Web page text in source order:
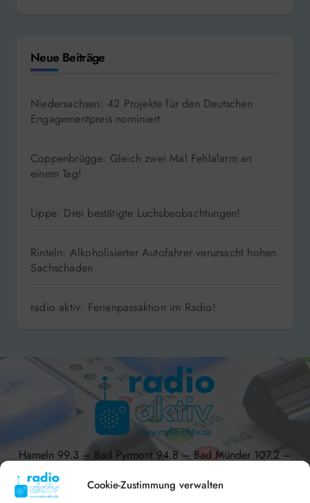
Cookie-Zustimmung verwalten
Neue Beiträge
Niedersachsen: 42 Projekte für den Deutschen
Engagementpreis nominiert
Coppenbrügge: Gleich zwei Mal Fehlalarm an
einem Tag!
Lippe: Drei bestätigte Luchsbeobachtungen!
Rinteln: Alkoholisierter Autofahrer verursacht hohen
Sachschaden
radio aktiv: Ferienpassaktion im Radio!
Hameln 99.3 – Bad Pyrmont 94.8 – Bad Münder 107.2 –
DAB+ 9C